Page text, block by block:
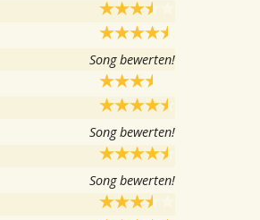
Song bewerten!
Song bewerten!
Song bewerten!